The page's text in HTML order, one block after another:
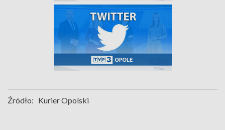
Źródło: Kurier Opolski